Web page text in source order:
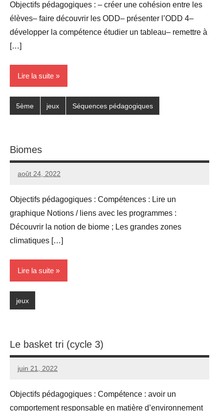
Objectifs pédagogiques : – créer une cohésion entre les
élèves– faire découvrir les ODD– présenter l’ODD 4–
développer la compétence étudier un tableau– remettre à
[…]
Lire la suite
5ème jeux Séquences pédagogiques
Biomes
août 24, 2022
Seg0_La_Vraie
Aucun
Objectifs pédagogiques : Compétences : Lire un
graphique Notions / liens avec les programmes :
Découvrir la notion de biome ; Les grandes zones
climatiques […]
Lire la suite
jeux
Le basket tri (cycle 3)
juin 21, 2022
Seg0_La_Vraie
Aucun
Objectifs pédagogiques : Compétence : avoir un
comportement responsable en matière d’environnement